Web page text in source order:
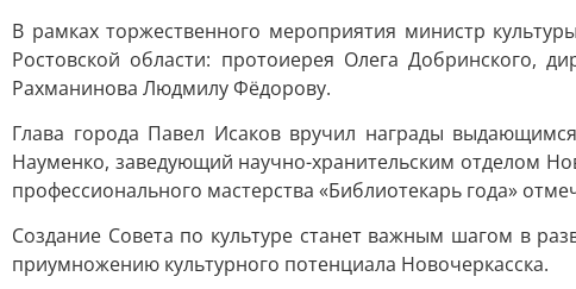
В рамках торжественного мероприятия министр
Ростовской области: протоиерея Олега Добринского,
Рахманинова Людмилу Фёдорову.
Глава города Павел Исаков вручил награды
Науменко, заведующий научно-хранительским отделом
профессионального мастерства «Библиотекарь года»
Создание Совета по культуре станет важным шагом в
приумножению культурного потенциала Новочеркасска.